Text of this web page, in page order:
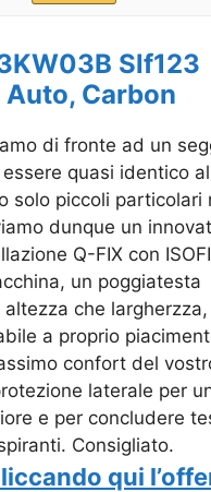
Slf123
Carbon
di fronte ad un
quasi identico
solo piccoli particolari
dunque un
Q-FIX con
un poggiatesta
che largherzza,
a proprio
confort del
laterale per
e per concludere
Consigliato.
qui